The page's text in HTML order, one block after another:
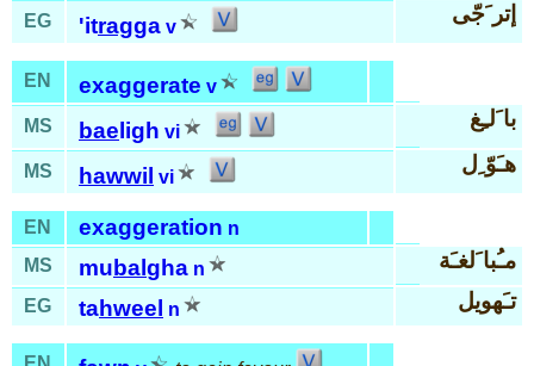
EG 'itragga v
إتر َجّى
EN exaggerate v
MS
bae ligh vi
با َلـِغ
MS hawwil vi
هـَوّ ِل
EN exaggeration n
MS
mubal gha n مـُبا َلغـَة
EG tahweel n تـَهويل